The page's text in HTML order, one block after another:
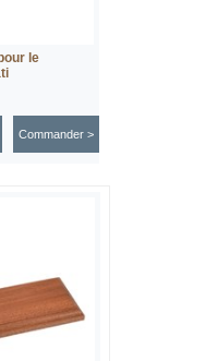
le
Commander >